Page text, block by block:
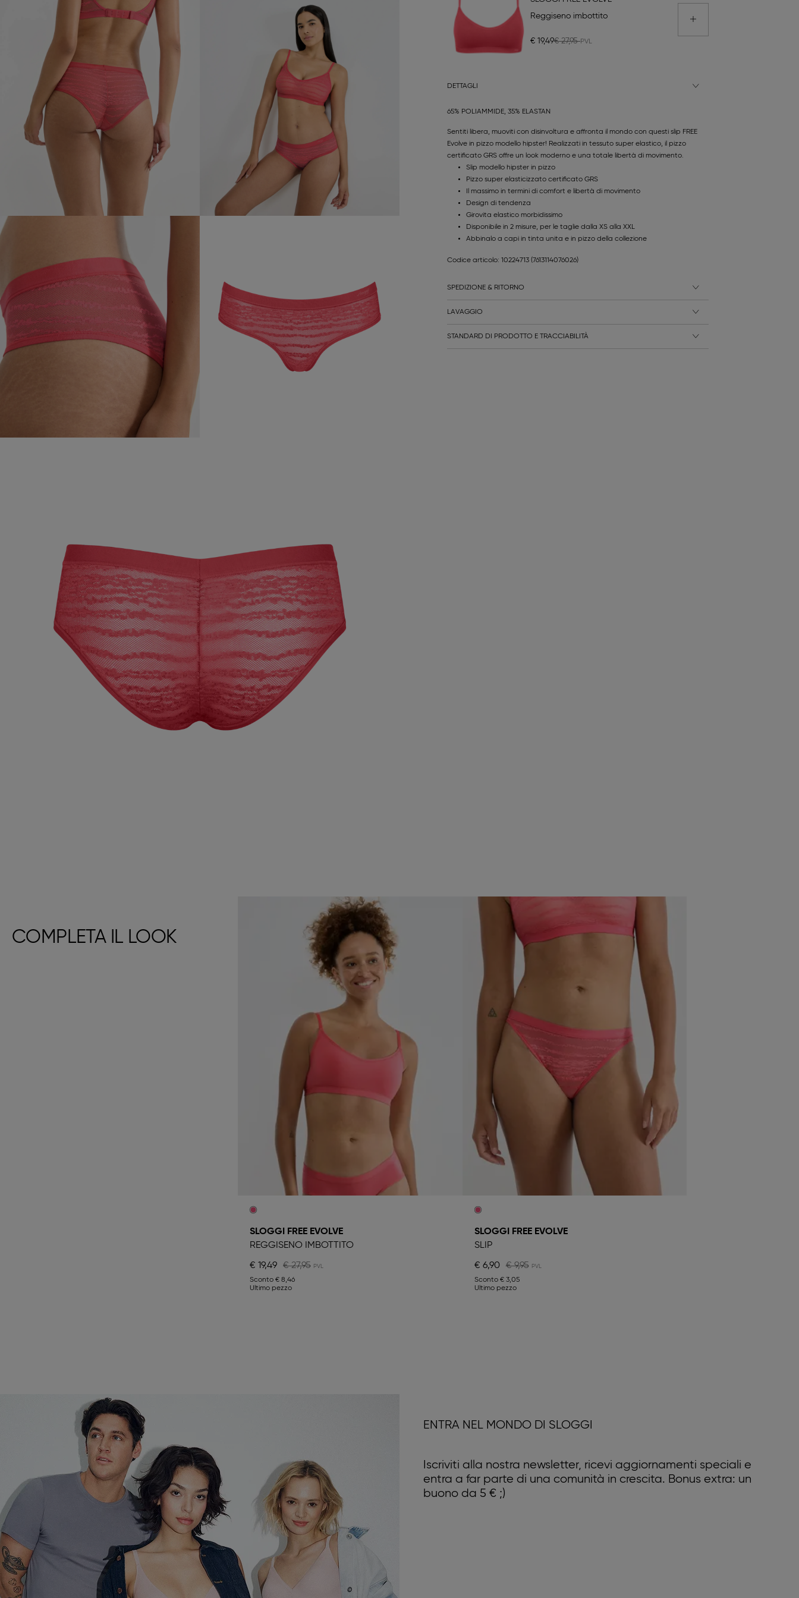
Reggiseno imbottito
€ 19,49€ 27,95
DETTAGLI
65% POLIAMMIDE, 35% ELASTAN
Sentiti libera, muoviti con disinvoltura e affronta il mondo con questi slip FREE
Evolve in pizzo modello hipster! Realizzati in tessuto super elastico, il pizzo
certificato GRS offre un look moderno e una totale libertà di movimento.
Slip modello hipster in pizzo
Pizzo super elasticizzato certificato GRS
Il massimo in termini di comfort e libertà di movimento
Design di tendenza
Girovita elastico morbidissimo
Disponibile in 2 misure, per le taglie dalla XS alla XXL
Abbinalo a capi in tinta unita e in pizzo della collezione
Codice articolo: 10224713 (7613114076026)
SPEDIZIONE & RITORNO
LAVAGGIO
STANDARD DI PRODOTTO E TRACCIABILITÀ
COMPLETA IL LOOK
SLOGGI FREE EVOLVE
REGGISENO IMBOTTITO
€ 19,49 € 27,95
Sconto € 8,46
Ultimo pezzo
SLOGGI FREE EVOLVE
SLIP
€ 6,90 € 9,95
Sconto € 3,05
Ultimo pezzo
ENTRA NEL MONDO DI SLOGGI
Iscriviti alla nostra newsletter, ricevi aggiornamenti speciali e
entra a far parte di una comunità in crescita. Bonus extra: un
buono da 5 € ;)